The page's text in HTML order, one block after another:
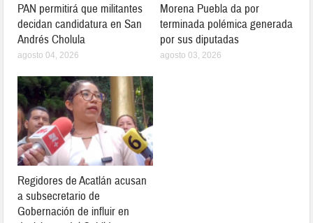
PAN permitirá que militantes
decidan candidatura en San
Andrés Cholula
agosto 04, 2026
Morena Puebla da por
terminada polémica generada
por sus diputadas
agosto 03, 2026
Regidores de Acatlán acusan
a subsecretario de
Gobernación de influir en